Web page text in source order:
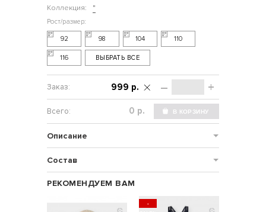
Коллекция:
"
92 98 104 110
116 ВЫБРАТЬ ВСЕ
– +
999 р.
р.
Описание
Состав
РЕКОМЕНДУЕМ ВАМ
-